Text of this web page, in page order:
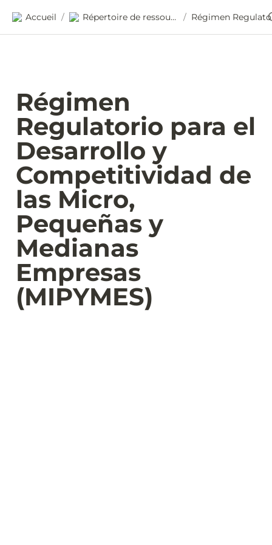
Accueil / Répertoire de ressources /
Régimen
Regulatorio para el
Desarrollo y
Competitividad de
las Micro,
Pequeñas y
Medianas
Empresas
(MIPYMES)